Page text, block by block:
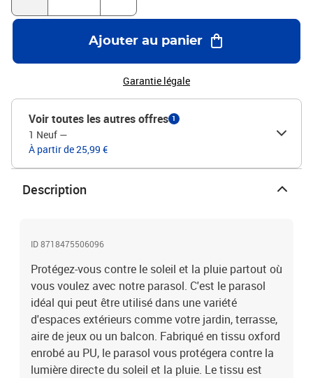
Ajouter au panier
Garantie légale
Voir toutes les autres offres 1
1 Neuf —
À partir de 25,99 €
Description
ID 8718475506096
Protégez-vous contre le soleil et la pluie partout où
vous voulez avec notre parasol. C'est le parasol
idéal qui peut être utilisé dans une variété
d'espaces extérieurs comme votre jardin, terrasse,
aire de jeux ou un balcon. Fabriqué en tissu oxford
enrobé au PU, le parasol vous protégera contre la
lumière directe du soleil et la pluie. Le tissu est